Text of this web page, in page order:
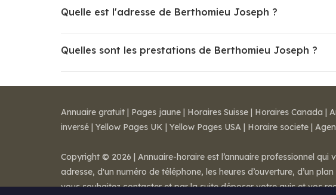
Quelle est l'adresse de Berthomieu Joseph ?
Quelles sont les prestations de Berthomieu Joseph ?
Annuaire gratuit | Pages jaune | Horaires Suisse | Horaires Canada |
inversé | Yellow Pages UK | Yellow Pages USA | Horaire societe |
Copyright © 2026 | Annuaire-horaire est l’annuaire professionnel
adresse, d'un numéro de téléphone, les heures d’ouverture, d’un
vous souhaitez contacter et par la suite déposer votre avis et vos